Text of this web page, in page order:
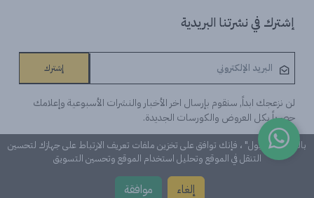
إشترك في نشرتنا البريدية
إشترك
لن نزعجك ابداً, سنقوم بإرسال اخر الأخبار والنشرات الأسبوعية وإعلامك
حصرياً بكل العروض والكورسات الجديدة.
©Learn n 'Digital. كل الحقوق محفوظة
بالنقر على "قبول" ، فإنك توافق على تخزين ملفات تعريف الارتباط على جهازك لتحسين
التنقل في الموقع وتحليل استخدام الموقع وتحسين التسويق
موافقة إلغاء